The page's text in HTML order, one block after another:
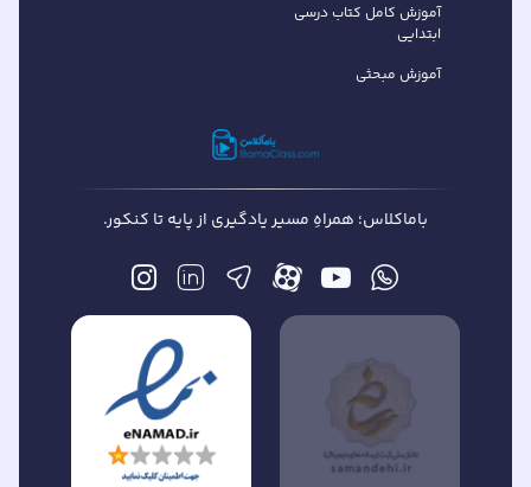
آموزش کامل کتاب درسی
ابتدایی
آموزش مبحثی
باماکلاس؛ همراهِ مسیر یادگیری از پایه تا کنکور.